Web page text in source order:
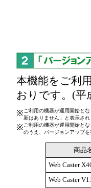
本機能をご利
おりです。(平
※ ご利用の機器が運用開始と
新はありません」と表示され
※ ご利用の機器が運用開始と
のうえ、バージョンアップを
商品
Web Caster
Web Caster